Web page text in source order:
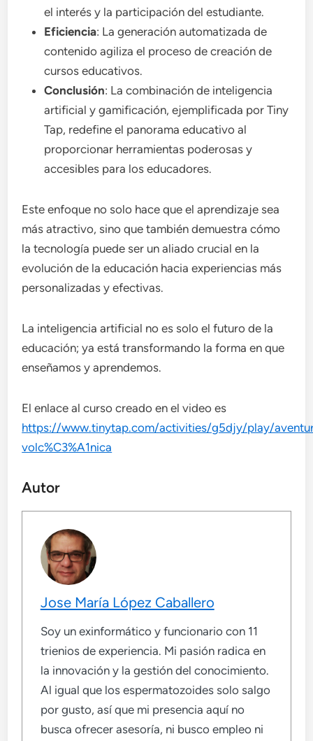
el interés y la participación del estudiante.
Eficiencia: La generación automatizada de
contenido agiliza el proceso de creación de
cursos educativos.
Conclusión: La combinación de inteligencia
artificial y gamificación, ejemplificada por Tiny
Tap, redefine el panorama educativo al
proporcionar herramientas poderosas y
accesibles para los educadores.
Este enfoque no solo hace que el aprendizaje sea
más atractivo, sino que también demuestra cómo
la tecnología puede ser un aliado crucial en la
evolución de la educación hacia experiencias más
personalizadas y efectivas.
La inteligencia artificial no es solo el futuro de la
educación; ya está transformando la forma en que
enseñamos y aprendemos.
El enlace al curso creado en el video es
https://www.tinytap.com/activities/g5djy/play/
volc%C3%A1nica
Autor
Jose María López Caballero
Soy un exinformático y funcionario con 11
trienios de experiencia. Mi pasión radica en
la innovación y la gestión del conocimiento.
Al igual que los espermatozoides solo salgo
por gusto, así que mi presencia aquí no
busca ofrecer asesoría, ni busco empleo ni